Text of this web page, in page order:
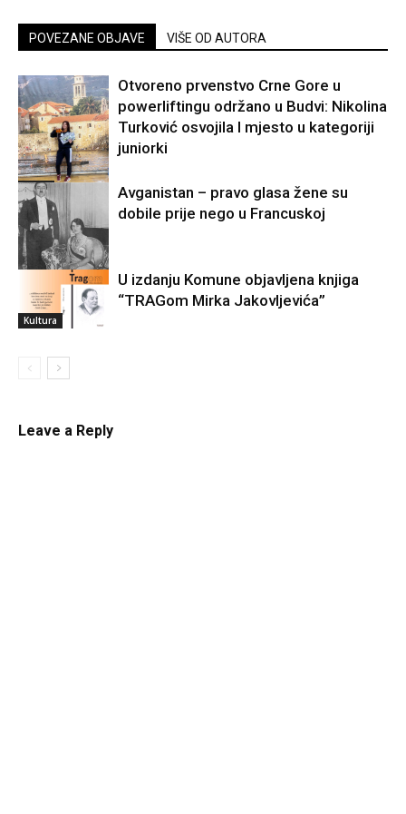
POVEZANE OBJAVE VIŠE OD AUTORA
Sport
Otvoreno prvenstvo Crne Gore u
powerliftingu održano u Budvi: Nikolina
Turković osvojila I mjesto u kategoriji
juniorki
Avganistan – pravo glasa žene su
dobile prije nego u Francuskoj
Kultura
U izdanju Komune objavljena knjiga
“TRAGom Mirka Jakovljevića”
Leave a Reply